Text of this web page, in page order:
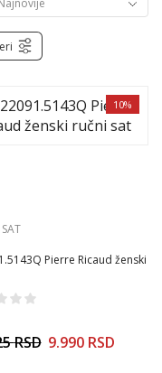
10%
Pierre Ricaud ženski
RSD 9.990 RSD